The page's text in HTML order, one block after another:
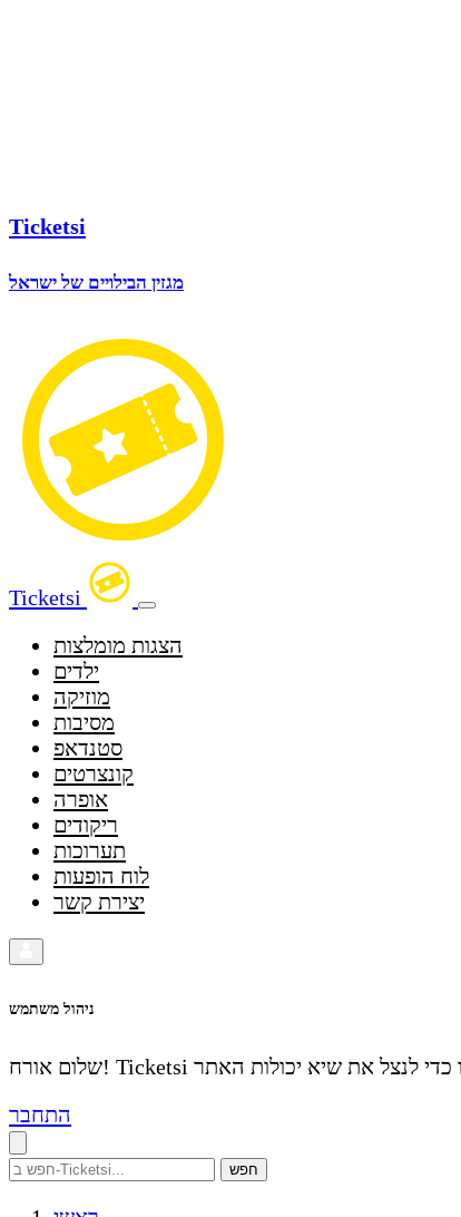
Ticketsi
מגזין הבילויים של ישראל
Ticketsi
הצגות מומלצות
ילדים
מוזיקה
מסיבות
סטנדאפ
קונצרטים
אופרה
ריקודים
תערוכות
לוח הופעות
יצירת קשר
ניהול משתמש
התחבר
חפש